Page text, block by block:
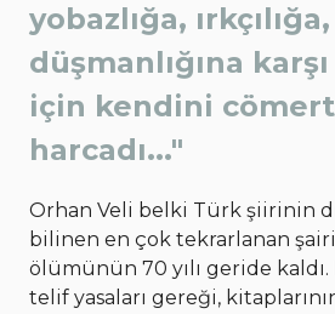
yobazlığa,
düşmanlığına
için kendini
harcadı..."
Orhan Veli belki Türk şiirinin
bilinen en çok tekrarlanan
ölümünün 70 yılı geride
telif yasaları gereği,